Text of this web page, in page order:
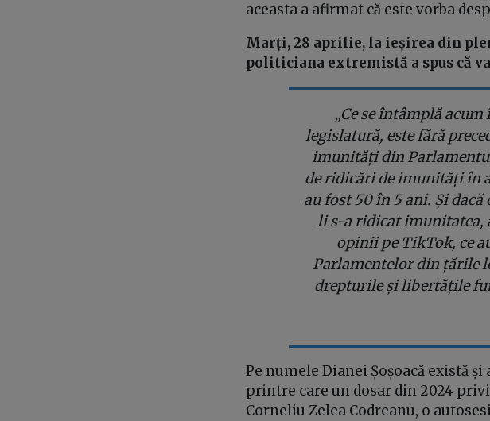
aceasta a afirmat că este vorba
Marți, 28 aprilie, la ieșirea din
politiciana extremistă a spus că
„Ce se întâmplă
legislatură, este fără
imunități din
de ridicări de imunități în
au fost 50 în 5 ani. Și
li s-a ridicat imunitatea,
opinii pe TikTok, ce
Parlamentelor din țările
drepturile și libertățile
Pe numele Dianei Șoșoacă există
printre care un dosar din 2024
Corneliu Zelea Codreanu, o